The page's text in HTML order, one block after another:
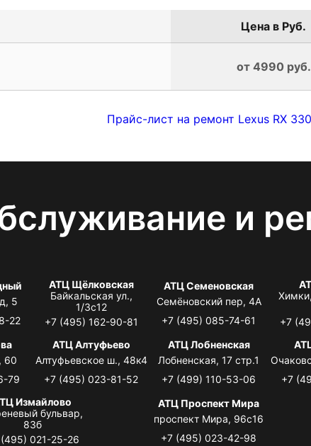
Цена в Руб.
от 4990 руб.
Прайс-лист на ремонт Lexus RX 330
и
5
22
АТЦ Щёлковская
Байкальская ул.,
1/3с12
+7 (495) 162-90-81
АТЦ Семеновская
Семёновский пер, 4А
+7 (495) 085-74-61
+7
60
79
АТЦ Алтуфьево
Алтуфьевское ш., 48к4
+7 (495) 023-81-52
АТЦ Лобненская
Лобненская, 17 стр.1
+7 (499) 110-53-06
+7
Измайлово
бульвар,
83б
021-25-26
АТЦ Проспект Мира
проспект Мира, 96с16
+7 (495) 023-42-98